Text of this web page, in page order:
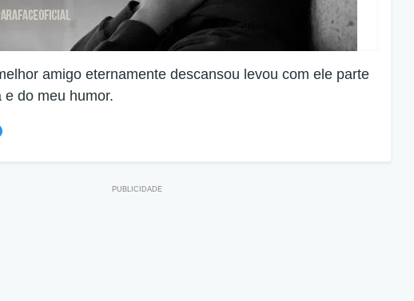
amigo eternamente descansou levou com ele parte
do meu humor.